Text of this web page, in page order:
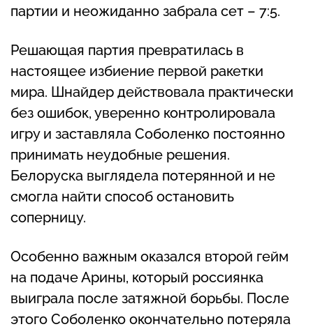
партии и неожиданно забрала сет – 7:5.
Решающая партия превратилась в
настоящее избиение первой ракетки
мира. Шнайдер действовала практически
без ошибок, уверенно контролировала
игру и заставляла Соболенко постоянно
принимать неудобные решения.
Белоруска выглядела потерянной и не
смогла найти способ остановить
соперницу.
Особенно важным оказался второй гейм
на подаче Арины, который россиянка
выиграла после затяжной борьбы. После
этого Соболенко окончательно потеряла